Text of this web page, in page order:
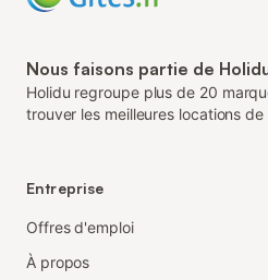
Nous faisons partie de
Holidu regroupe plus de 20
trouver les meilleures locations
Entreprise
Offres d'emploi
À propos